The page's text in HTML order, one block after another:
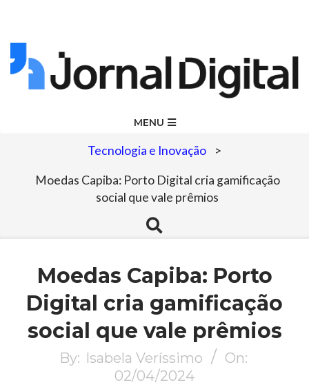
Skip
to
Jornal
Digital
MENU
Tecnologia e Inovação >
Moedas Capiba: Porto Digital cria gamificação
social que vale prêmios
Search
Moedas Capiba: Porto
Digital cria gamificação
social que vale prêmios
By: Isabela Veríssimo
On:
02/04/2024